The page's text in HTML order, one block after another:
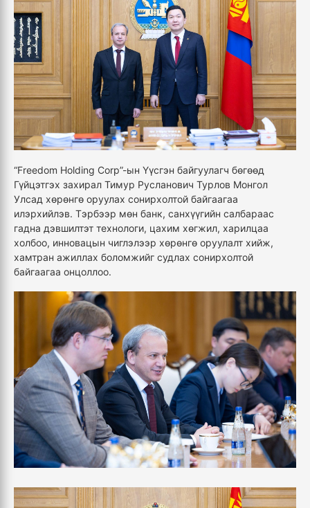
“Freedom Holding Corp”-ын Үүсгэн байгуулагч бөгөөд
Гүйцэтгэх захирал Тимур Русланович Турлов Монгол
Улсад хөрөнгө оруулах сонирхолтой байгаагаа
илэрхийлэв. Тэрбээр мөн банк, санхүүгийн салбараас
гадна дэвшилтэт технологи, цахим хөгжил, харилцаа
холбоо, инновацын чиглэлээр хөрөнгө оруулалт хийж,
хамтран ажиллах боломжийг судлах сонирхолтой
байгаагаа онцоллоо.